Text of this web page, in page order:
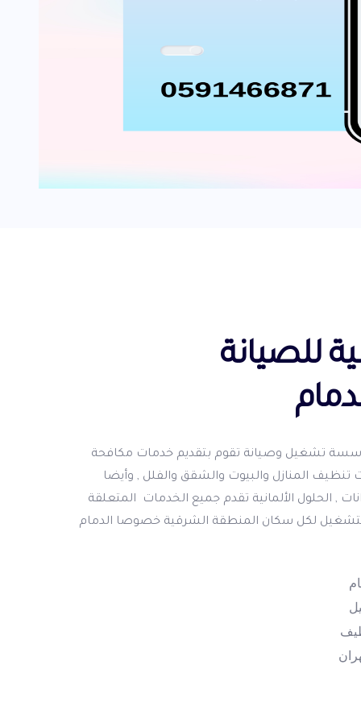
للصيانة
تشغيل وصيانة تقوم بتقديم خدمات مكافحة
المنازل والبيوت والشقق والفلل , وأيضا
, الحلول الألمانية تقدم جميع الخدمات المتعلقة
لكل سكان المنطقة الشرقية خصوصا الدمام